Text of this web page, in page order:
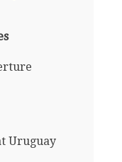
Uruguay